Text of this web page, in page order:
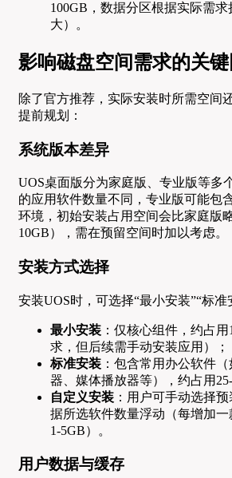
100GB，数据分区根据实际需
大）。
影响磁盘空间需求的关
除了官方推荐，实际安装时所需空间
提前规划：
系统版本差异
UOS桌面版分为家庭版、专业版等多
的应用软件数量不同，专业版可能包
环境，初始安装占用空间会比家庭版
10GB），需在预留空间时加以考虑。
安装方式选择
安装UOS时，可选择“最小安装”“标准
最小安装 ：仅核心组件，约占
求，但后续需手动安装应用）；
标准安装 ：包含常用办公软件
器、媒体播放器等），约占用25-
自定义安装 ：用户可手动选择
据所选软件数量浮动（每增加
1-5GB）。
用户数据与缓存